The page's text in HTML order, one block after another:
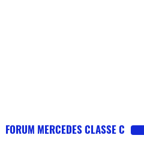
FORUM MERCEDES CLASSE C